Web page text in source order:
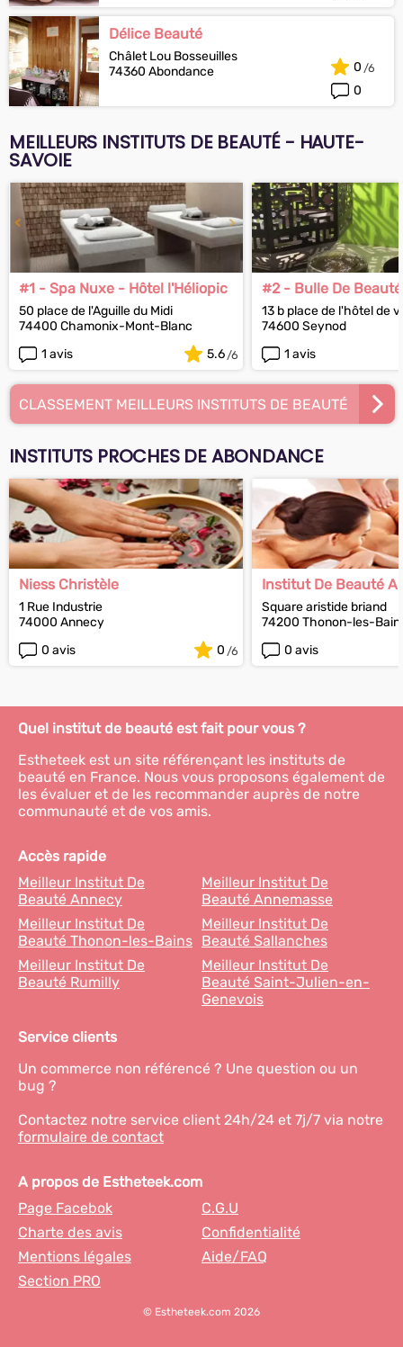
Délice Beauté
Châlet Lou Bosseuilles
74360 Abondance
0
0
MEILLEURS INSTITUTS DE BEAUTÉ - HAUTE-
SAVOIE
#1 - Spa Nuxe - Hôtel l'Héliopic
50 place de l'Aguille du Midi
74400 Chamonix-Mont-Blanc
1 avis
5.6
#2 - Bulle De Beauté
13 b place de l'hôtel de
74600 Seynod
1 avis
CLASSEMENT MEILLEURS INSTITUTS DE BEAUTÉ
INSTITUTS PROCHES DE ABONDANCE
Niess Christèle
1 Rue Industrie
74000 Annecy
0 avis
0
Institut De Beauté
Square aristide briand
74200 Thonon-les-
0 avis
Quel institut de beauté est fait pour vous ?
Estheteek est un site référençant les instituts de
beauté en France. Nous vous proposons également de
les évaluer et de les recommander auprès de notre
communauté et de vos amis.
Accès rapide
Meilleur Institut De
Beauté Annecy
Meilleur Institut De
Beauté Annemasse
Meilleur Institut De
Beauté Thonon-les-Bains
Meilleur Institut De
Beauté Sallanches
Meilleur Institut De
Beauté Rumilly
Meilleur Institut De
Beauté Saint-Julien-en-
Genevois
Service clients
Un commerce non référencé ? Une question ou un
bug ?
Contactez notre service client 24h/24 et 7j/7 via notre
formulaire de contact
A propos de Estheteek.com
Page Facebok
C.G.U
Charte des avis
Confidentialité
Mentions légales
Aide/FAQ
Section PRO
© Estheteek.com 2026